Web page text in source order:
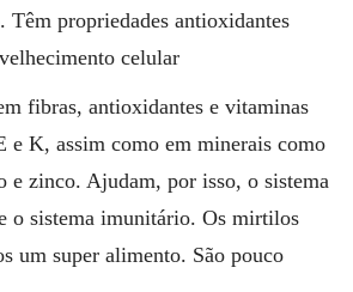
Têm propriedades antioxidantes
celular
fibras, antioxidantes e vitaminas
K, assim como em minerais como
e zinco. Ajudam, por isso, o sistema
o sistema imunitário. Os mirtilos
um super alimento. São pouco